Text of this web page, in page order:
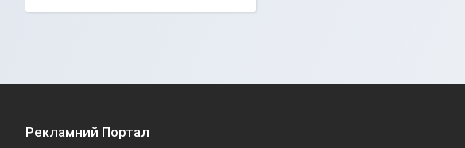
Рекламний Портал